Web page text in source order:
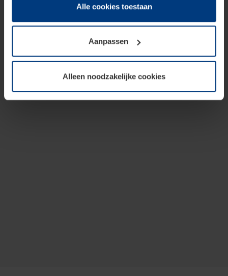
Juridisch hebben wij het recht om cookies op uw
van deze pagina's absoluut vereist is. Voor alle andere
soorten cookies is uw toestemming benodigd. Uw
toestemming kunt u op elk moment bij de uitleg van de
wijzigen of herroepen.
Alle cookies toestaan
Aanpassen
Alleen noodzakelijke cookies